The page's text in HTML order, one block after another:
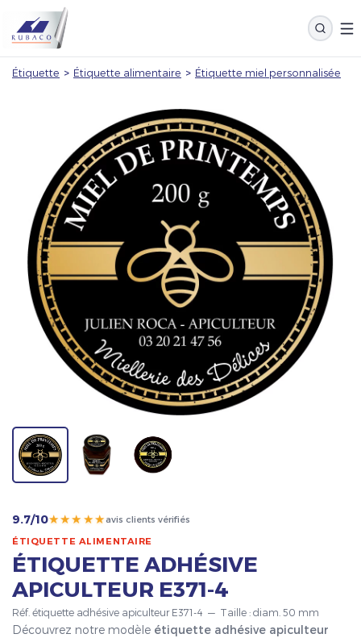
Étiquette > Étiquette alimentaire > Étiquette miel personnalisée
9.7/10★★★★★avis clients vérifiés
ÉTIQUETTE ALIMENTAIRE
ÉTIQUETTE ADHÉSIVE
APICULTEUR E371-4
Réf. étiquette adhésive apiculteur E371-4 — Taille : diam. 50 mm
Découvrez notre modèle étiquette adhésive apiculteur